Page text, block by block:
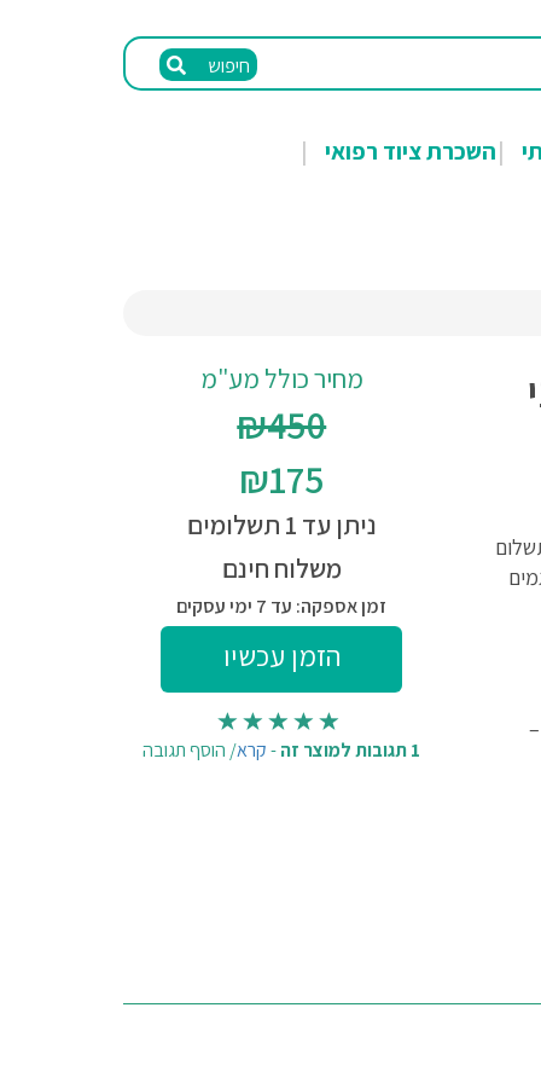
חיפוש
השכרת ציוד רפואי
מחיר כולל מע"מ
₪450
₪175
ניתן עד 1 תשלומים
משלוח חינם
זמן אספקה: עד 7 ימי עסקים
1 תגובות למוצר זה -קרא/ הוסף תגובה